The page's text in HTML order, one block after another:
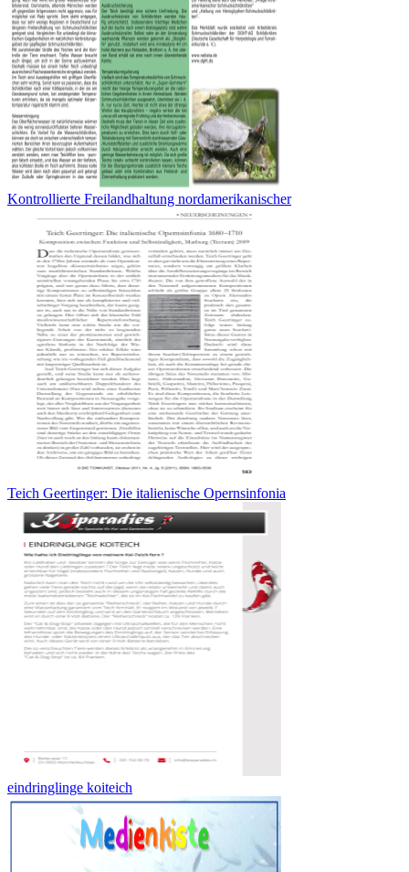
Kontrollierte Freilandhaltung nordamerikanischer
Teich Geertinger: Die italienische Opernsinfonia
eindringlinge koiteich